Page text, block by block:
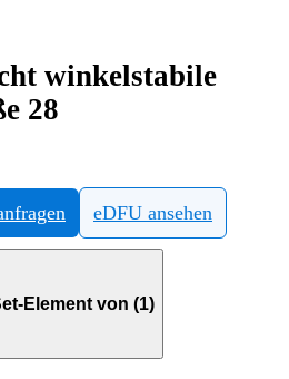
winkelstabile
28
eDFU ansehen
Element von (1)